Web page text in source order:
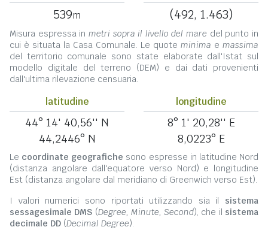
539m (492, 1.463)
Misura espressa in metri sopra il livello del mare del punto in
cui è situata la Casa Comunale. Le quote minima e massima
del territorio comunale sono state elaborate dall'Istat sul
modello digitale del terreno (DEM) e dai dati provenienti
dall'ultima rilevazione censuaria.
latitudine
44° 14' 40,56'' N
44,2446° N
longitudine
8° 1' 20,28'' E
8,0223° E
Le coordinate geografiche sono espresse in latitudine Nord
(distanza angolare dall'equatore verso Nord) e longitudine
Est (distanza angolare dal meridiano di Greenwich verso Est).
I valori numerici sono riportati utilizzando sia il sistema
sessagesimale DMS (Degree, Minute, Second), che il sistema
decimale DD (Decimal Degree).